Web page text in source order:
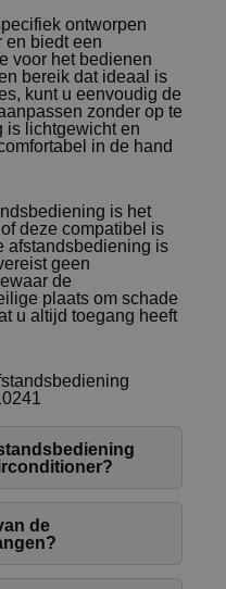
ontworpen
en biedt een
voor het bedienen
bereik dat ideaal is
kunt u eenvoudig de
zonder op te
is lichtgewicht en
in de hand
is het
deze compatibel is
afstandsbediening is
geen
de
plaats om schade
u altijd toegang heeft
de